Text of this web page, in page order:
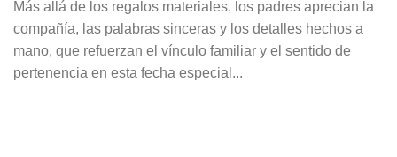
Más allá de los regalos materiales, los padres aprecian la
compañía, las palabras sinceras y los detalles hechos a
mano, que refuerzan el vínculo familiar y el sentido de
pertenencia en esta fecha especial...